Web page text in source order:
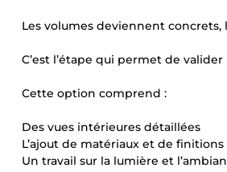
Les volumes deviennent concrets,
C’est l’étape qui permet de
Cette option comprend :
Des vues intérieures détaillées
L’ajout de matériaux et de finitions
Un travail sur la lumière et